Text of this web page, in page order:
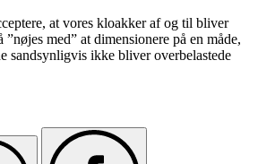
at vores kloakker af og til bliver
med” at dimensionere på en måde,
sandsynligvis ikke bliver overbelastede